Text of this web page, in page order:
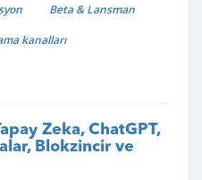
Beta & Lansman
kanalları
Zeka, ChatGPT,
Blokzincir ve